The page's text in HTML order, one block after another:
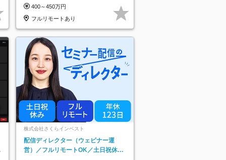
400～450万円
フルリモートあり
株式会社さくらインベスト
配信ディレクター（ウェビナー運
営）／フルリモートOK／土日祝休み